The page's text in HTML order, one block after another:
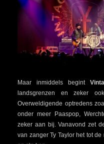
Maar inmiddels begint
landsgrenzen en zeker
Overweldigende optredens
onder meer Paaspop,
zeker aan bij. Vanavond zet
van zanger Ty Taylor het tot